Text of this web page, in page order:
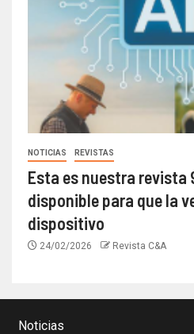
NOTICIAS REVISTAS
Esta es nuestra revista
disponible para que la
dispositivo
24/02/2026 Revista C&A
Noticias